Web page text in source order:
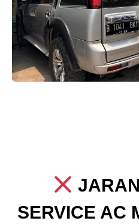
SERVICE AC